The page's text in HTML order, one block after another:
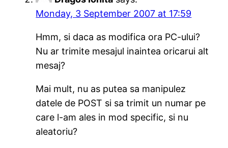
Monday, 3 September 2007 at 17:59
Hmm, si daca as modifica ora PC-ului?
Nu ar trimite mesajul inaintea oricarui alt
mesaj?
Mai mult, nu as putea sa manipulez
datele de POST si sa trimit un numar pe
care l-am ales in mod specific, si nu
aleatoriu?